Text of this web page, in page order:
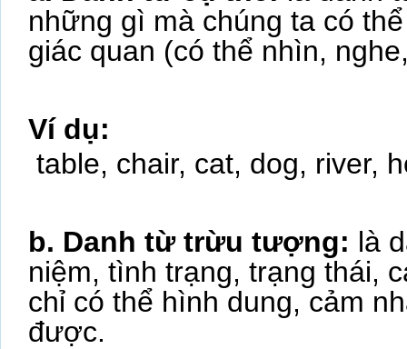
những gì mà chúng ta có
giác quan (có thể nhìn,
Ví dụ:
table, chair, cat, dog, river,
b. Danh từ trừu tượng: là
niệm, tình trạng, trạng thái,
chỉ có thể hình dung, cảm
được.